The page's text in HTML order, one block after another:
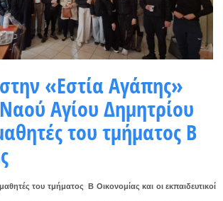
«Εστία Αγάπης»
Αγίου Δημητρίου
του τμήματος Β
του τμήματος Β Οικονομίας και οι εκπαιδευτικοί